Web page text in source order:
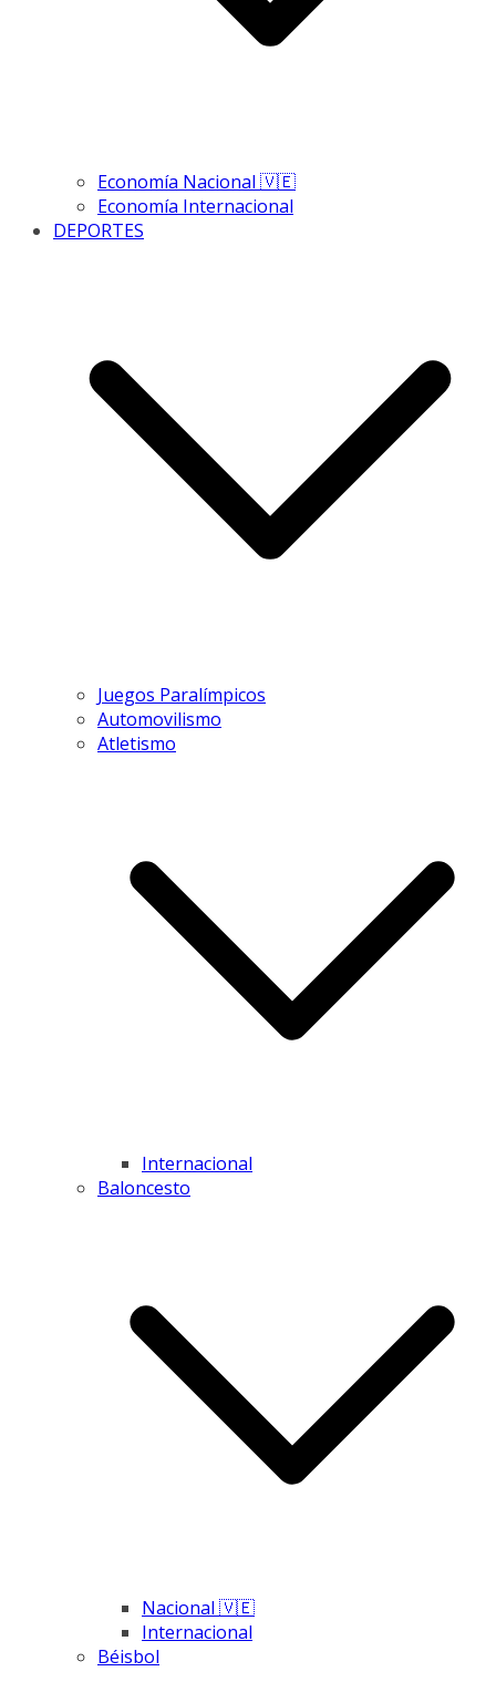
Economía Nacional 🇻🇪
Economía Internacional
DEPORTES
Juegos Paralímpicos
Automovilismo
Atletismo
Internacional
Baloncesto
Nacional 🇻🇪
Internacional
Béisbol